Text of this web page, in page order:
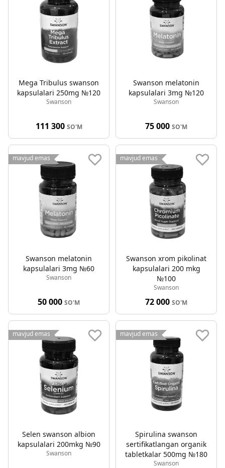
Mega Tribulus swanson
kapsulalari 250mg №120
Swanson
111 300 SO'M
Swanson melatonin
kapsulalari 3mg №120
Swanson
75 000 SO'M
mavjud emas
Swanson melatonin
kapsulalari 3mg №60
Swanson
50 000 SO'M
mavjud emas
Swanson xrom pikolinat
kapsulalari 200 mkg
№100
Swanson
72 000 SO'M
mavjud emas
Selen swanson albion
kapsulalari 200mkg №90
Swanson
mavjud emas
Spirulina swanson
sertifikatlangan organik
tabletkalar 500mg №180
Swanson